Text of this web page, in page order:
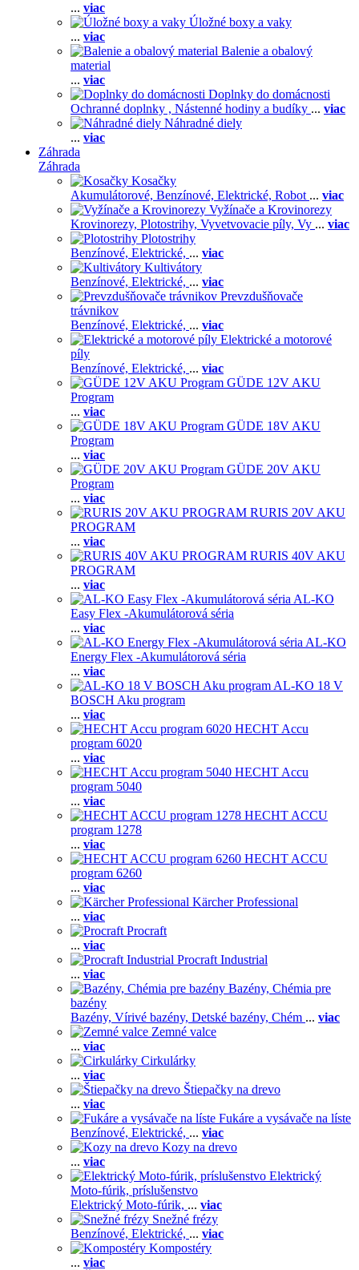
... viac
Úložné boxy a vaky
... viac
Balenie a obalový
material
... viac
Doplnky do domácnosti
Ochranné doplnky , Nástenné hodiny a budíky ... viac
Náhradné diely
... viac
Záhrada
Záhrada
Kosačky
Akumulátorové, Benzínové, Elektrické, Robot ... viac
Vyžínače a Krovinorezy
Krovinorezy, Plotostrihy, Vyvetvovacie píly, Vy ... viac
Plotostrihy
Benzínové, Elektrické, ... viac
Kultivátory
Benzínové, Elektrické, ... viac
Prevzdušňovače
trávnikov
Benzínové, Elektrické, ... viac
Elektrické a motorové
píly
Benzínové, Elektrické, ... viac
GÜDE 12V AKU
Program
... viac
GÜDE 18V AKU
Program
... viac
GÜDE 20V AKU
Program
... viac
RURIS 20V AKU
PROGRAM
... viac
RURIS 40V AKU
PROGRAM
... viac
AL-KO
Easy Flex -Akumulátorová séria
... viac
AL-KO
Energy Flex -Akumulátorová séria
... viac
AL-KO 18 V
BOSCH Aku program
... viac
HECHT Accu
program 6020
... viac
HECHT Accu
program 5040
... viac
HECHT ACCU
program 1278
... viac
HECHT ACCU
program 6260
... viac
Kärcher Professional
... viac
Procraft
... viac
Procraft Industrial
... viac
Bazény, Chémia pre
bazény
Bazény, Vírivé bazény, Detské bazény, Chém ... viac
Zemné valce
... viac
Cirkulárky
... viac
Štiepačky na drevo
... viac
Fukáre a vysávače na líste
Benzínové, Elektrické, ... viac
Kozy na drevo
... viac
Elektrický
Moto-fúrik, príslušenstvo
Elektrický Moto-fúrik, ... viac
Snežné frézy
Benzínové, Elektrické, ... viac
Kompostéry
... viac